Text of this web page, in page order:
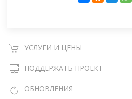
УСЛУГИ И ЦЕНЫ
ПОДДЕРЖАТЬ ПРОЕКТ
ОБНОВЛЕНИЯ